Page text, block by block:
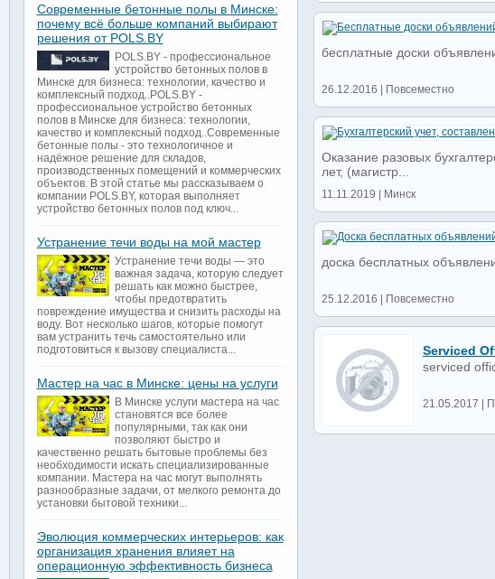
бесплатные доски
26.12.2016 | Повсеместно
Оказание разовых
лет, (магистр...
11.11.2019 | Минск
доска бесплатных
25.12.2016 | Повсеместно
Serviced
serviced
21.05.2017 |
Современные бетонные полы в Минске:
почему всё больше компаний выбирают
решения от POLS.BY
POLS.BY - профессиональное
устройство бетонных полов в
Минске для бизнеса: технологии, качество и
комплексный подход..POLS.BY -
профессиональное устройство бетонных
полов в Минске для бизнеса: технологии,
качество и комплексный подход..Современные
бетонные полы - это технологичное и
надёжное решение для складов,
производственных помещений и коммерческих
объектов. В этой статье мы рассказываем о
компании POLS.BY, которая выполняет
устройство бетонных полов под ключ...
Устранение течи воды на мой мастер
Устранение течи воды — это
важная задача, которую следует
решать как можно быстрее,
чтобы предотвратить
повреждение имущества и снизить расходы на
воду. Вот несколько шагов, которые помогут
вам устранить течь самостоятельно или
подготовиться к вызову специалиста...
Мастер на час в Минске: цены на услуги
В Минске услуги мастера на час
становятся все более
популярными, так как они
позволяют быстро и
качественно решать бытовые проблемы без
необходимости искать специализированные
компании. Мастера на час могут выполнять
разнообразные задачи, от мелкого ремонта до
установки бытовой техники...
Эволюция коммерческих интерьеров: как
организация хранения влияет на
операционную эффективность бизнеса